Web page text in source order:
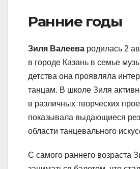
Ранние годы
Зиля Валеева родилась 2
в городе Казань в семье
детства она проявляла
танцам. В школе Зиля
в различных творческих
показывала выдающиеся
области танцевального
С самого раннего возраста